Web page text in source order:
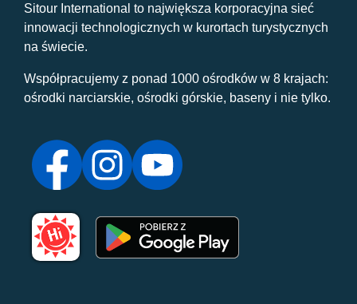
Sitour International to największa korporacyjna sieć
innowacji technologicznych w kurortach turystycznych
na świecie.
Współpracujemy z ponad 1000 ośrodków w 8 krajach:
ośrodki narciarskie, ośrodki górskie, baseny i nie tylko.